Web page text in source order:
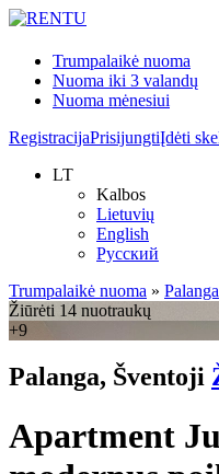
Trumpalaikė nuoma
Nuoma iki 3 valandų
Nuoma mėnesiui
RegistracijaPrisijungtiĮdėti
LT
Kalbos
Lietuvių
English
Русский
Trumpalaikė nuoma » Palanga
Žiūrėti 14 nuotraukų
+9
Palanga, Šventoji
Apartment